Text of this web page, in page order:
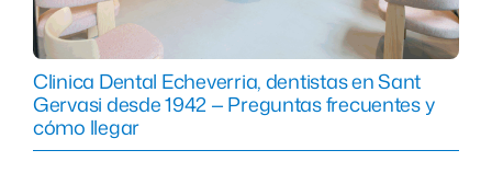
Clinica Dental Echeverria, dentistas en Sant
Gervasi desde 1942 — Preguntas frecuentes y
cómo llegar